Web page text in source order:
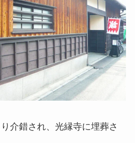
介錯され、光縁寺に埋葬さ